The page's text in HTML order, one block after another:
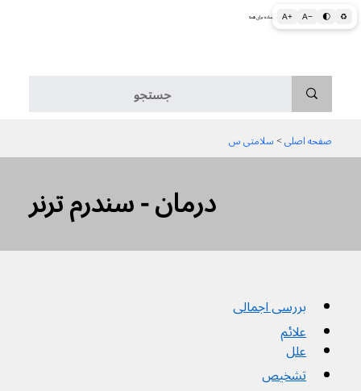
A+ A− 🌓 ♻ اطلاعات پزشکی و بهداشتی به زبان ساده برای همه
صفحه اصلی > سلامتی س
درمان - سندرم ترنر
بررسی اجمالی
علائم
علل
تشخیص